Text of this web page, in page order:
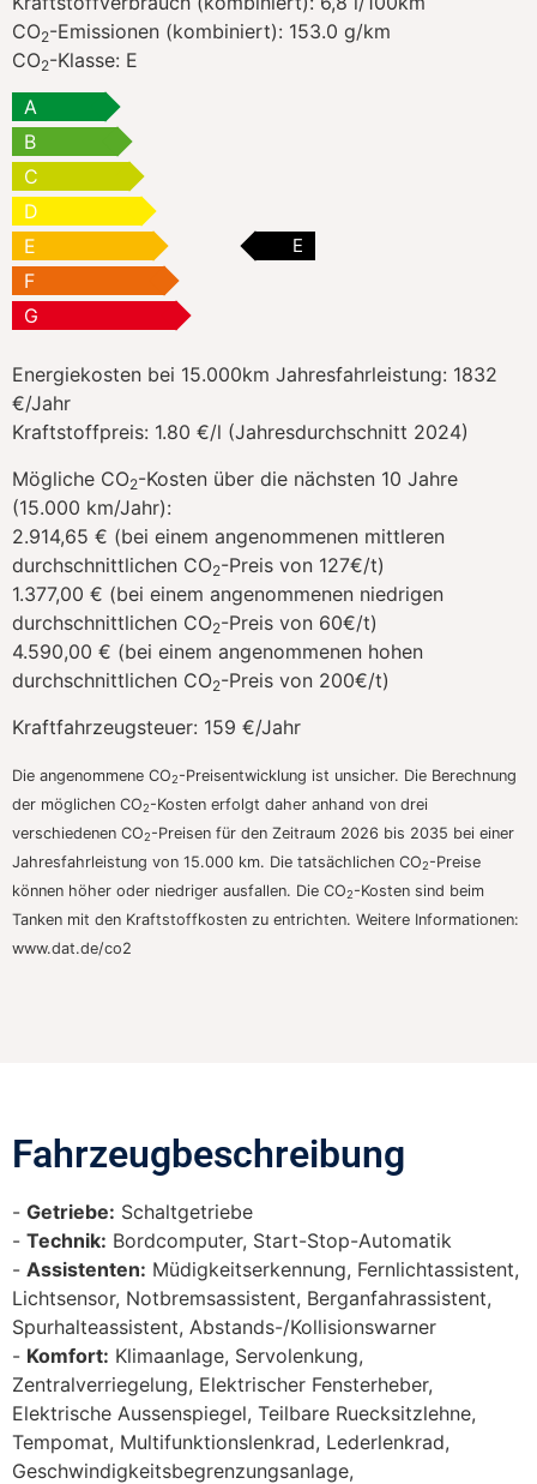
CO2-Emissionen (kombiniert): 153.0 g/km
CO2-Klasse: E
A
B
C
D
E
E
F
G
Energiekosten bei 15.000km Jahresfahrleistung: 1832
€/Jahr
Kraftstoffpreis: 1.80 €/l (Jahresdurchschnitt 2024)
Mögliche CO2-Kosten über die nächsten 10 Jahre
(15.000 km/Jahr):
2.914,65 € (bei einem angenommenen mittleren
durchschnittlichen CO2-Preis von 127€/t)
1.377,00 € (bei einem angenommenen niedrigen
durchschnittlichen CO2-Preis von 60€/t)
4.590,00 € (bei einem angenommenen hohen
durchschnittlichen CO2-Preis von 200€/t)
Kraftfahrzeugsteuer: 159 €/Jahr
Die angenommene CO2-Preisentwicklung ist unsicher. Die Berechnung
der möglichen CO2-Kosten erfolgt daher anhand von drei
verschiedenen CO2-Preisen für den Zeitraum 2026 bis 2035 bei einer
Jahresfahrleistung von 15.000 km. Die tatsächlichen CO2-Preise
können höher oder niedriger ausfallen. Die CO2-Kosten sind beim
Tanken mit den Kraftstoffkosten zu entrichten. Weitere Informationen:
www.dat.de/co2
Fahrzeugbeschreibung​
Getriebe: Schaltgetriebe
Technik: Bordcomputer, Start-Stop-Automatik
Assistenten: Müdigkeitserkennung, Fernlichtassistent,
Lichtsensor, Notbremsassistent, Berganfahrassistent,
Spurhalteassistent, Abstands-/Kollisionswarner
Komfort: Klimaanlage, Servolenkung,
Zentralverriegelung, Elektrischer Fensterheber,
Elektrische Aussenspiegel, Teilbare Ruecksitzlehne,
Tempomat, Multifunktionslenkrad, Lederlenkrad,
Geschwindigkeitsbegrenzungsanlage,